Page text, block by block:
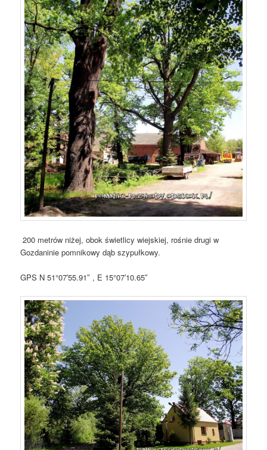
200 metrów niżej, obok świetlicy wiejskiej, rośnie drugi w
Gozdaninie pomnikowy dąb szypułkowy.
GPS N 51°07′55.91″ , E 15°07′10.65″